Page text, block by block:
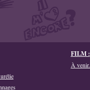
FILM :
À